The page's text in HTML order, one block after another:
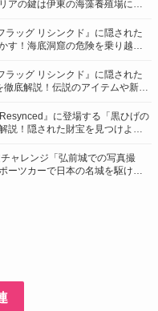
アの鍵は伊東の海藻養殖場にあ
ラッグ リシンクド』に隠された
す！海底洞窟の危険を乗り越
ラッグ リシンクド』に隠された
徹底解説！伝説のアイテムや新衣
』に登場する「黒ひげの
説！隠された財宝を見つけよ
ャレンジ「弘前城での写真撮
ーツカーで日本の名城を駆け巡